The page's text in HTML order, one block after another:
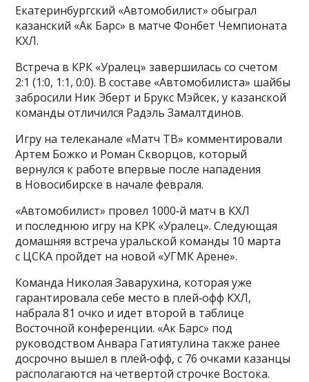
Екатеринбургский «Автомобилист» обыграл
казанский «Ак Барс» в матче Фонбет Чемпионата
КХЛ.
Встреча в КРК «Уралец» завершилась со счетом
2:1 (1:0, 1:1, 0:0). В составе «Автомобилиста» шайбы
забросили Ник Эберт и Брукс Мэйсек, у казанской
команды отличился Радэль Замалтдинов.
Игру на телеканале «Матч ТВ» комментировали
Артем Божко и Роман Скворцов, который
вернулся к работе впервые после нападения
в Новосибирске в начале февраля.
«Автомобилист» провел 1000‑й матч в КХЛ
и последнюю игру на КРК «Уралец». Следующая
домашняя встреча уральской команды 10 марта
с ЦСКА пройдет на новой «УГМК Арене».
Команда Николая Заварухина, которая уже
гарантировала себе место в плей‑офф КХЛ,
набрала 81 очко и идет второй в таблице
Восточной конференции. «Ак Барс» под
руководством Анвара Гатиятулина также ранее
досрочно вышел в плей‑офф, с 76 очками казанцы
располагаются на четвертой строчке Востока.